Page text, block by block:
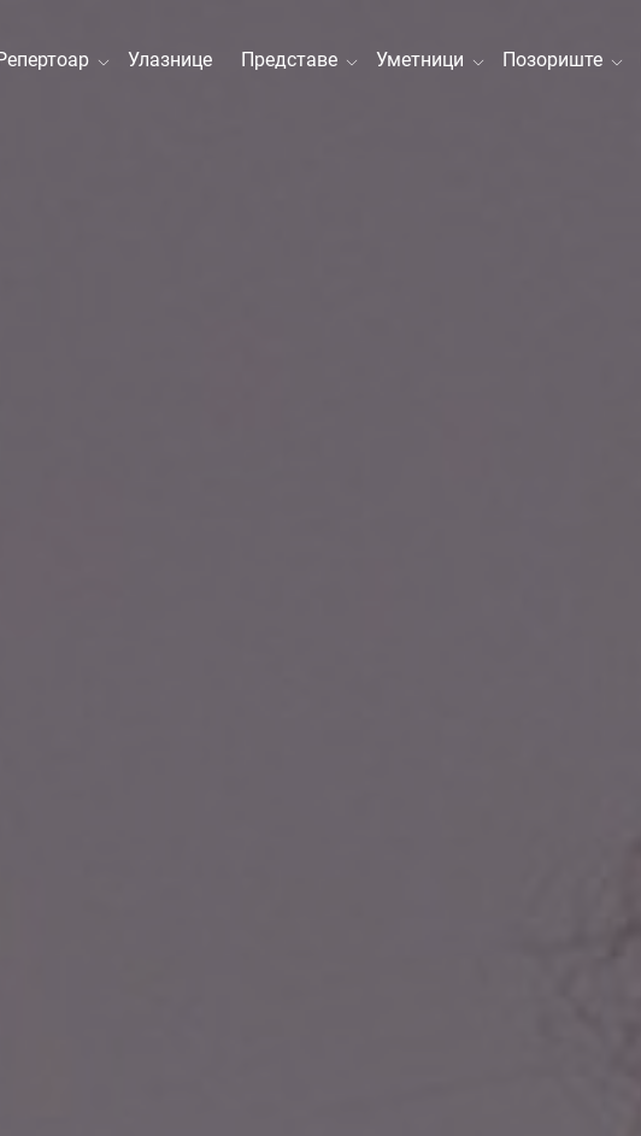
Улазнице Представе Уметници Позориште